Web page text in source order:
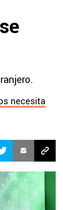
necesita